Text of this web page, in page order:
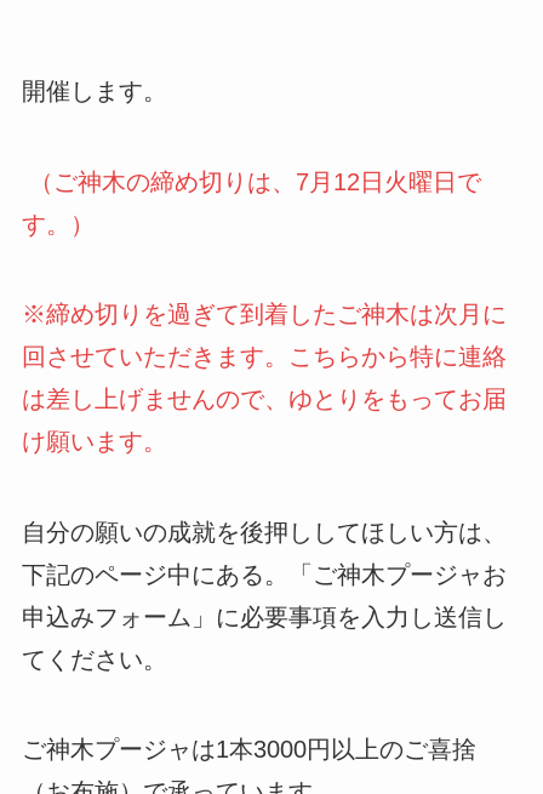
開催します。
（ご神木の締め切りは、7月12日火曜日で
す。）
※締め切りを過ぎて到着したご神木は次月に
回させていただきます。こちらから特に連絡
は差し上げませんので、ゆとりをもってお届
け願います。
自分の願いの成就を後押ししてほしい方は、
下記のページ中にある。「ご神木プージャお
申込みフォーム」に必要事項を入力し送信し
てください。
ご神木プージャは1本3000円以上のご喜捨